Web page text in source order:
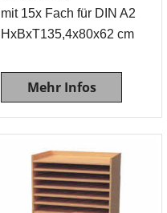
mit 15x Fach für DIN A2
HxBxT135,4x80x62 cm
Mehr Infos